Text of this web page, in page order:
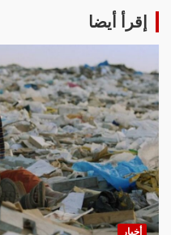
إقرأ أيضا
أخبار